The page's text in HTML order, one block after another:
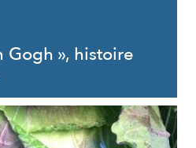
Gogh », histoire